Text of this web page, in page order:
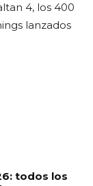
4, los 400
lanzados
todos los